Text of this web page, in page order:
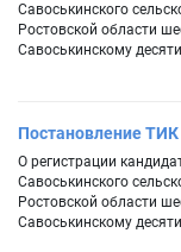
Савоськинского
Ростовской области
Савоськинскому
Постановление
О регистрации
Савоськинского
Ростовской области
Савоськинскому